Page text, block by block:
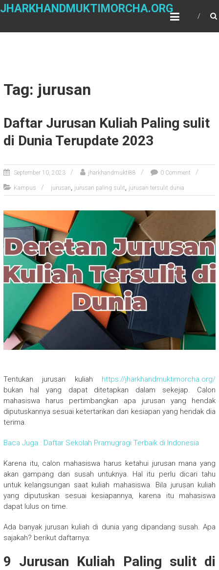
Skip
JHARKHANDMUKTIMORCHA.ORG
Tag: jurusan
Daftar Jurusan Kuliah Paling sulit
di Dunia Terupdate 2023
September 10, 2023 jharkhandmukti88 0 Comment
Kampus jurusan, jurusan paling sulit, jurusan tersulit dunia
Tentukan jurusan kuliah https://jharkhandmuktimorcha.org/
bukan hal yang dapat ditetapkan dalam sekejap. Calon
mahasiswa harus pertimbangkan apa jurusan yang hendak
diputuskannya sesuai ketertarikan dan kesiapan yang hendak dia
terima.
Baca Juga : Daftar Sekolah Pramugragi Terbaik di Indonesia
Karena itu, calon mahasiswa harus ketahui jurusan mana yang
akan gampang dan susah untuknya. Hal itu perlu dicari tahu
untuk kelangsungan saat kuliah mahasiswa. Bila jurusan kuliah
yang diputuskan sesuai kesiapannya, karena itu mahasiswa
dapat lulus on time.
Ada banyak jurusan kuliah di dunia yang dipandang susah. Apa
sajakah? berikut daftarnya:
9 Jurusan Kuliah Paling sulit di